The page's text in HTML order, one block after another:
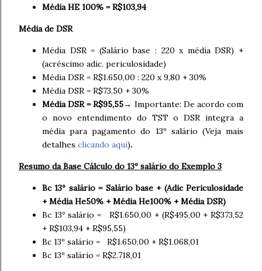
Média HE 100% = R$103,94
Média de DSR
Média DSR = (Salário base : 220 x média DSR) +
(acréscimo adic. periculosidade)
Média DSR = R$1.650,00 : 220 x 9,80 + 30%
Média DSR = R$73,50 + 30%
Média DSR = R$95,55→ Importante: De acordo com
o novo entendimento do TST o DSR integra a
média para pagamento do 13º salário (Veja mais
detalhes clicando aqui).
Resumo da Base Cálculo do 13º salário do Exemplo 3
Bc 13º salário = Salário base + (Adic Periculosidade
+ Média He50% + Média He100% + Média DSR)
Bc 13º salário = R$1.650,00 + (R$495,00 + R$373,52
+ R$103,94 + R$95,55)
Bc 13º salário = R$1.650,00 + R$1.068,01
Bc 13º salário = R$2.718,01